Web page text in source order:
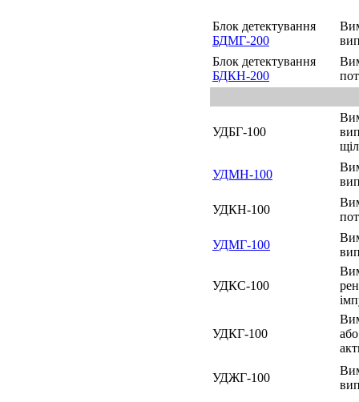
Блок детектування
БДМГ-200
Блок детектування
БДКН-200
УДБГ-100
УДМН-100
УДКН-100
УДМГ-100
УДКС-100
УДКГ-100
УДЖГ-100